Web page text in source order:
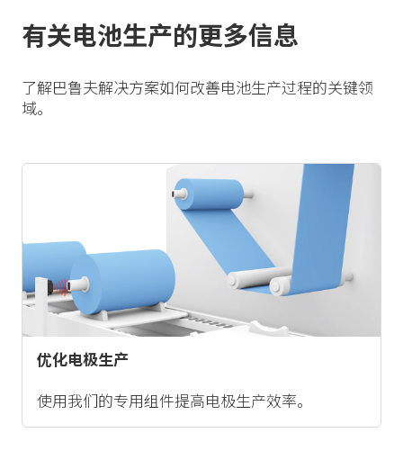
有关电池生产的更多信息
了解巴鲁夫解决方案如何改善电池生产过程的关键领
域。
优化电极生产
使用我们的专用组件提高电极生产效率。